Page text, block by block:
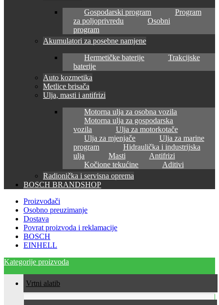
Gospodarski program
Program
za poljoprivredu
Osobni
program
Akumulatori za posebne namjene
Hermetičke baterije
Trakcijske
baterije
Auto kozmetika
Metlice brisača
Ulja, masti i antifrizi
Motorna ulja za osobna vozila
Motorna ulja za gospodarska
vozila
Ulja za motorkotače
Ulja za mjenjače
Ulja za marine
program
Hidraulička i industrijska
ulja
Masti
Antifrizi
Kočione tekućine
Aditivi
Radionička i servisna oprema
BOSCH BRANDSHOP
Proizvođači
Osobno preuzimanje
Dostava
Povrat proizvoda i reklamacije
BOSCH
EINHELL
Kategorije proizvoda
Vrtni alati